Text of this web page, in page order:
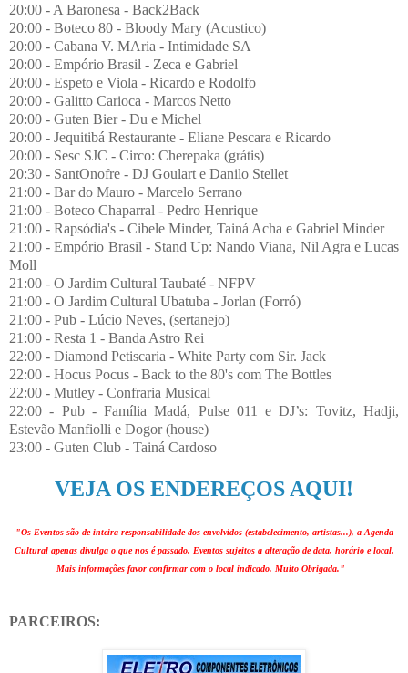
20:00 - A Baronesa - Back2Back
20:00 - Boteco 80 - Bloody Mary (Acustico)
20:00 - Cabana V. MAria - Intimidade SA
20:00 - Empório Brasil - Zeca e Gabriel
20:00 - Espeto e Viola - Ricardo e Rodolfo
20:00 - Galitto Carioca - Marcos Netto
20:00 - Guten Bier - Du e Michel
20:00 - Jequitibá Restaurante - Eliane Pescara e Ricardo
20:00 - Sesc SJC - Circo: Cherepaka (grátis)
20:30 - SantOnofre - DJ Goulart e Danilo Stellet
21:00 - Bar do Mauro - Marcelo Serrano
21:00 - Boteco Chaparral - Pedro Henrique
21:00 - Rapsódia's - Cibele Minder, Tainá Acha e Gabriel Minder
21:00 - Empório Brasil - Stand Up: Nando Viana, Nil Agra e Lucas
Moll
21:00 - O Jardim Cultural Taubaté - NFPV
21:00 - O Jardim Cultural Ubatuba - Jorlan (Forró)
21:00 - Pub - Lúcio Neves, (sertanejo)
21:00 - Resta 1 - Banda Astro Rei
22:00 - Diamond Petiscaria - White Party com Sir. Jack
22:00 - Hocus Pocus - Back to the 80's com The Bottles
22:00 - Mutley - Confraria Musical
22:00 - Pub - Família Madá, Pulse 011 e DJ’s: Tovitz, Hadji,
Estevão Manfiolli e Dogor (house)
23:00 - Guten Club - Tainá Cardoso
VEJA OS ENDEREÇOS AQUI!
"Os Eventos são de inteira responsabilidade dos envolvidos (estabelecimento, artistas...), a Agenda
Cultural apenas divulga o que nos é passado. Eventos sujeitos a alteração de data, horário e local.
Mais informações favor confirmar com o local indicado. Muito Obrigada."
PARCEIROS: